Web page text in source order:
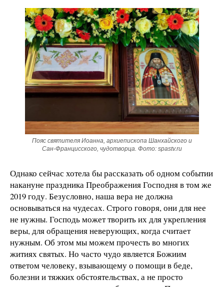
Пояс святителя Иоанна, архиепископа Шанхайского и
Сан-Францисского, чудотворца. Фото: spastv.ru
Однако сейчас хотела бы рассказать об одном событии
накануне праздника Преображения Господня в том же
2019 году. Безусловно, наша вера не должна
основываться на чудесах. Строго говоря, они для нее
не нужны. Господь может творить их для укрепления
веры, для обращения неверующих, когда считает
нужным. Об этом мы можем прочесть во многих
житиях святых. Но часто чудо является Божиим
ответом человеку, взывающему о помощи в беде,
болезни и тяжких обстоятельствах, а не просто